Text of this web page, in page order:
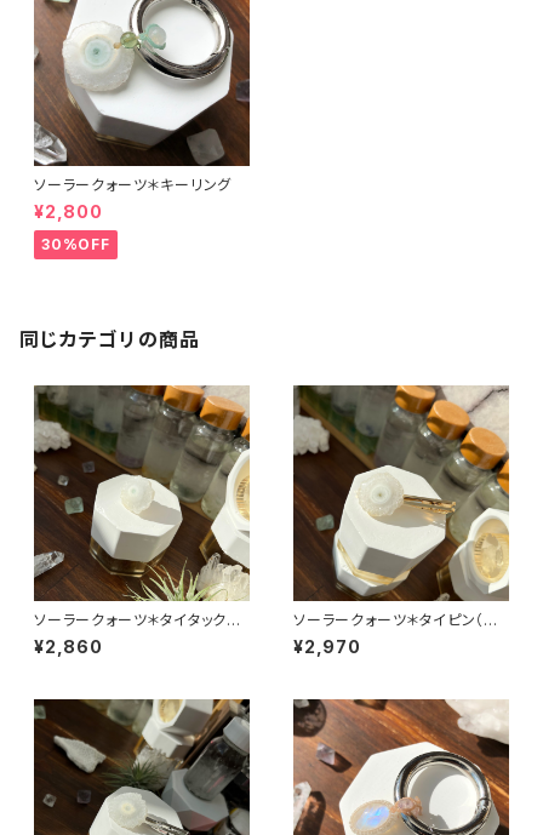
ソーラークォーツ＊キーリング
¥2,800
30%OFF
同じカテゴリの商品
ソーラークォーツ＊タイタックピ
ン（シルバー）
¥2,860
ソーラークォーツ＊タイピン（ゴ
ールド）
¥2,970